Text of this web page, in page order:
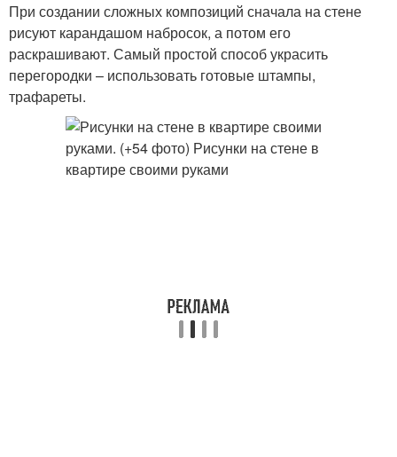
При создании сложных композиций сначала на стене
рисуют карандашом набросок, а потом его
раскрашивают. Самый простой способ украсить
перегородки – использовать готовые штампы,
трафареты.